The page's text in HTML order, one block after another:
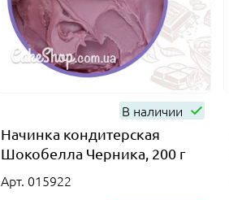
В наличии
Начинка кондитерская
Шокобелла Черника, 200 г
Арт. 015922